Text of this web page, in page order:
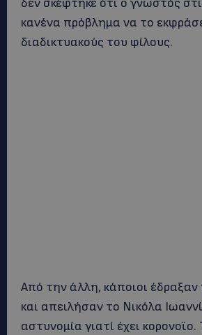
δεν σκέφτηκε ότι ο γνωστός
κανένα πρόβλημα να το
διαδικτυακούς του φίλους.
Από την άλλη, κάποιοι έδραξαν
και απειλήσαν το Νικόλα
αστυνομία γιατί έχει